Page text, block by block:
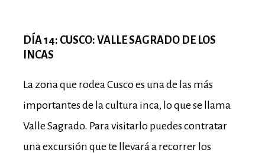
DÍA 14: CUSCO: VALLE SAGRADO DE LOS
INCAS
La zona que rodea Cusco es una de las más
importantes de la cultura inca, lo que se llama
Valle Sagrado. Para visitarlo puedes contratar
una excursión que te llevará a recorrer los